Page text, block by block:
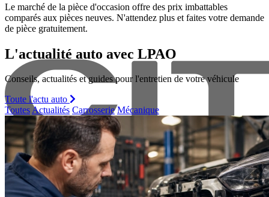
Citroen
Le marché de la pièce d'occasion offre des prix imbattables
comparés aux pièces neuves. N'attendez plus et faites votre demande
de pièce gratuitement.
L'actualité auto avec LPAO
Conseils, actualités et guides pour l'entretien de votre véhicule
Toute l'actu auto
ToutesActualités Carrosserie Mécanique